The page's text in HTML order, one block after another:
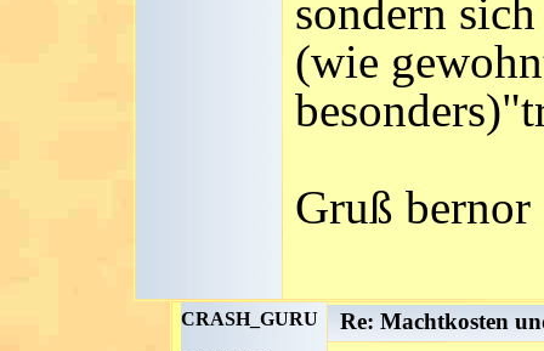
sondern
(wie
Gruß bernor
CRASH_GURU Re: Machtkosten